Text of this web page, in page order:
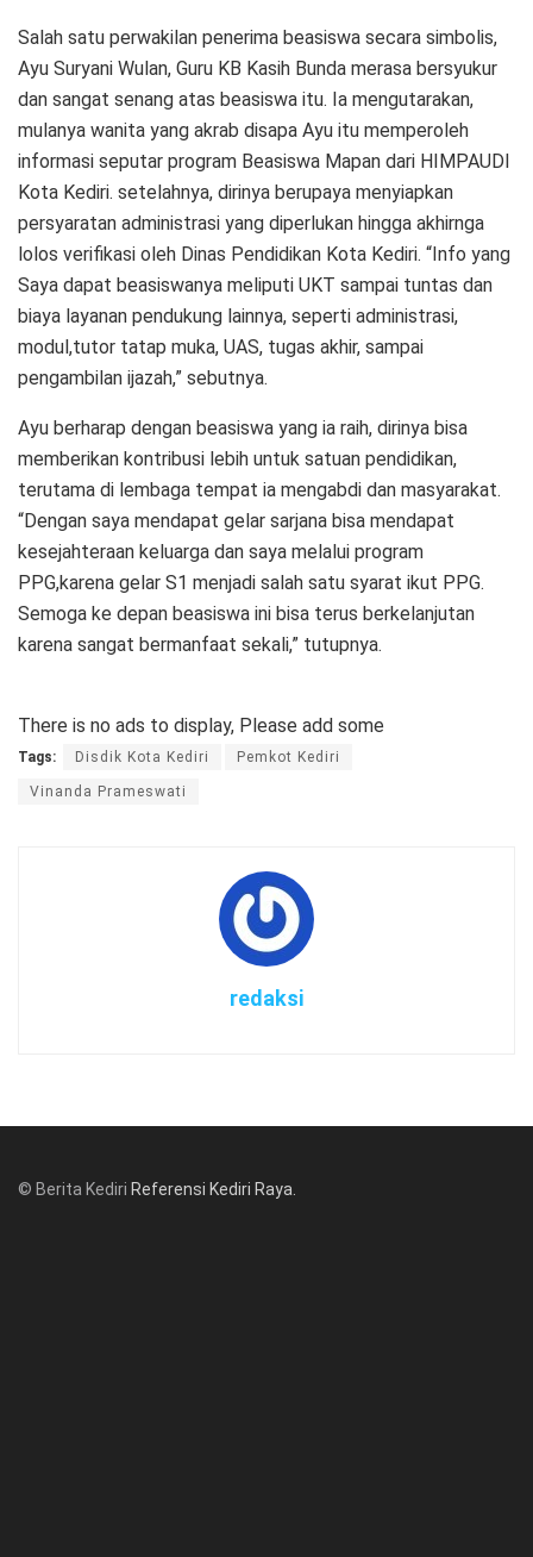
Salah satu perwakilan penerima beasiswa secara simbolis,
Ayu Suryani Wulan, Guru KB Kasih Bunda merasa bersyukur
dan sangat senang atas beasiswa itu. Ia mengutarakan,
mulanya wanita yang akrab disapa Ayu itu memperoleh
informasi seputar program Beasiswa Mapan dari HIMPAUDI
Kota Kediri. setelahnya, dirinya berupaya menyiapkan
persyaratan administrasi yang diperlukan hingga akhirnga
lolos verifikasi oleh Dinas Pendidikan Kota Kediri. “Info yang
Saya dapat beasiswanya meliputi UKT sampai tuntas dan
biaya layanan pendukung lainnya, seperti administrasi,
modul,tutor tatap muka, UAS, tugas akhir, sampai
pengambilan ijazah,” sebutnya.
Ayu berharap dengan beasiswa yang ia raih, dirinya bisa
memberikan kontribusi lebih untuk satuan pendidikan,
terutama di lembaga tempat ia mengabdi dan masyarakat.
“Dengan saya mendapat gelar sarjana bisa mendapat
kesejahteraan keluarga dan saya melalui program
PPG,karena gelar S1 menjadi salah satu syarat ikut PPG.
Semoga ke depan beasiswa ini bisa terus berkelanjutan
karena sangat bermanfaat sekali,” tutupnya.
There is no ads to display, Please add some
Tags: Disdik Kota Kediri Pemkot Kediri
Vinanda Prameswati
redaksi
© Berita Kediri Referensi Kediri Raya